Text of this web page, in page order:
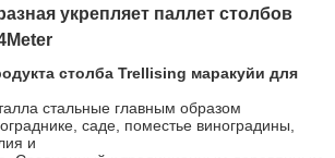
укрепляет паллет столбов
столба Trellising маракуйи для
стальные главным образом
саде, поместье виноградины,
и